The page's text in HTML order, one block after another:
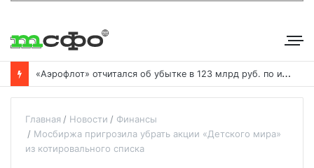
«
Аэрофлот» отчитался об убытке в 123 млрд руб. по итогам года пандемии
Главная Новости
Финансы
Мосбиржа пригрозила убрать акции «Детского мира»
из котировального списка